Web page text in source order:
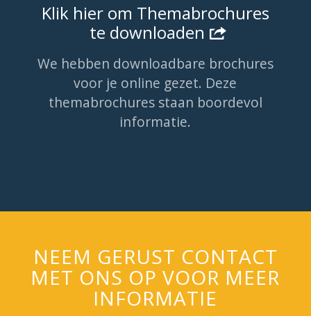
Klik hier om Themabrochures
te downloaden
We hebben downloadbare brochures
voor je online gezet. Deze
themabrochures staan boordevol
informatie.
NEEM GERUST CONTACT
MET ONS OP VOOR MEER
INFORMATIE